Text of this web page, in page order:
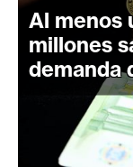
p
t
o
r
c
Al menos
millones
demanda